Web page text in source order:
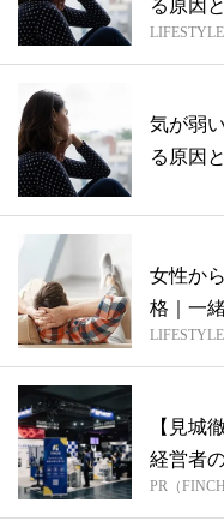
る原因
LIFESTYLE
気が弱
る原因
女性か
格｜一
とは...
LIFESTYLE
【見城
経営者
PR（